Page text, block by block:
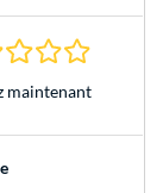
maintenant